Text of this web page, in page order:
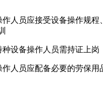
人员应接受设备操作规程
种设备操作人员需持证上岗
人员应配备必要的劳保用